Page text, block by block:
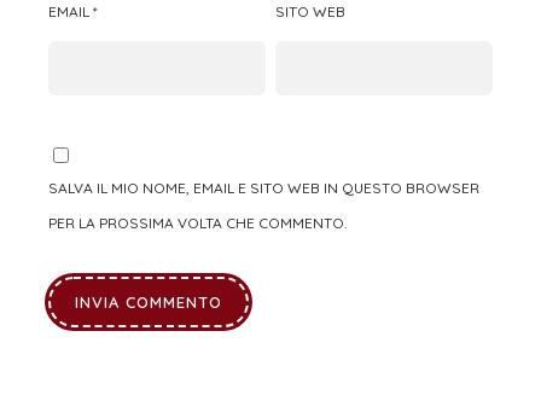
EMAIL * SITO WEB
SALVA IL MIO NOME, EMAIL E SITO WEB IN QUESTO BROWSER
PER LA PROSSIMA VOLTA CHE COMMENTO.